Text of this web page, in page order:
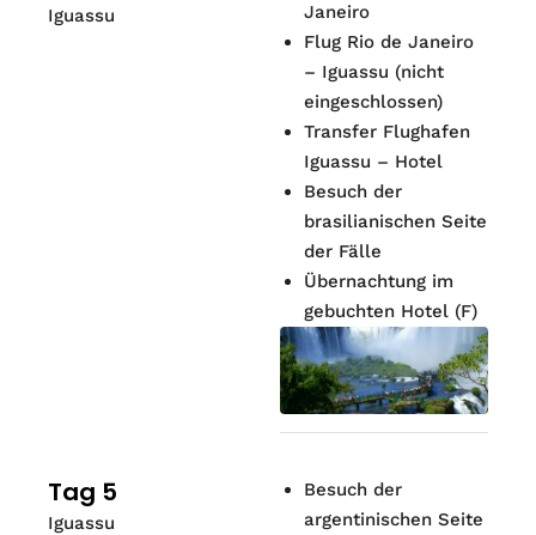
Iguassu
Janeiro
Flug Rio de Janeiro
– Iguassu (nicht
eingeschlossen)
Transfer Flughafen
Iguassu – Hotel
Besuch der
brasilianischen Seite
der Fälle
Übernachtung im
gebuchten Hotel (F)
Tag 5
Iguassu
Besuch der
argentinischen Seite